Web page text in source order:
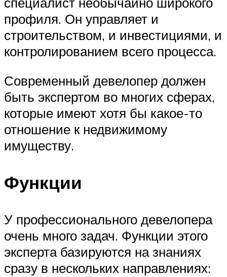
профиля. Он управляет и
строительством, и инвестициями, и
контролированием всего процесса.
Современный девелопер должен
быть экспертом во многих сферах,
которые имеют хотя бы какое-то
отношение к недвижимому
имуществу.
Функции
У профессионального девелопера
очень много задач. Функции этого
эксперта базируются на знаниях
сразу в нескольких направлениях: